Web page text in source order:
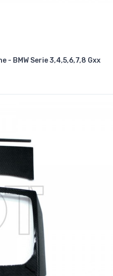
- BMW Serie 3,4,5,6,7,8 Gxx